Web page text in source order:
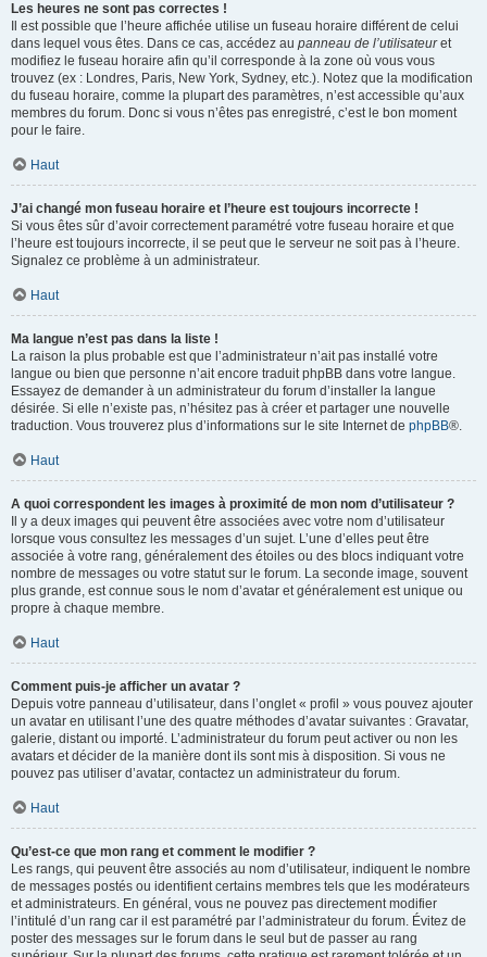
Les heures ne sont pas correctes !
Il est possible que l’heure affichée utilise un fuseau horaire différent de celui
dans lequel vous êtes. Dans ce cas, accédez au panneau de l’utilisateuret
modifiez le fuseau horaire afin qu’il corresponde à la zone où vous vous
trouvez (ex : Londres, Paris, New York, Sydney, etc.). Notez que la modification
du fuseau horaire, comme la plupart des paramètres, n’est accessible qu’aux
membres du forum. Donc si vous n’êtes pas enregistré, c’est le bon moment
pour le faire.
Haut
J’ai changé mon fuseau horaire et l’heure est toujours incorrecte !
Si vous êtes sûr d’avoir correctement paramétré votre fuseau horaire et que
l’heure est toujours incorrecte, il se peut que le serveur ne soit pas à l’heure.
Signalez ce problème à un administrateur.
Haut
Ma langue n’est pas dans la liste !
La raison la plus probable est que l’administrateur n’ait pas installé votre
langue ou bien que personne n’ait encore traduit phpBB dans votre langue.
Essayez de demander à un administrateur du forum d’installer la langue
désirée. Si elle n’existe pas, n’hésitez pas à créer et partager une nouvelle
traduction. Vous trouverez plus d’informations sur le site Internet de phpBB®.
Haut
A quoi correspondent les images à proximité de mon nom d’utilisateur ?
Il y a deux images qui peuvent être associées avec votre nom d’utilisateur
lorsque vous consultez les messages d’un sujet. L’une d’elles peut être
associée à votre rang, généralement des étoiles ou des blocs indiquant votre
nombre de messages ou votre statut sur le forum. La seconde image, souvent
plus grande, est connue sous le nom d’avatar et généralement est unique ou
propre à chaque membre.
Haut
Comment puis-je afficher un avatar ?
Depuis votre panneau d’utilisateur, dans l’onglet « profil » vous pouvez ajouter
un avatar en utilisant l’une des quatre méthodes d’avatar suivantes : Gravatar,
galerie, distant ou importé. L’administrateur du forum peut activer ou non les
avatars et décider de la manière dont ils sont mis à disposition. Si vous ne
pouvez pas utiliser d’avatar, contactez un administrateur du forum.
Haut
Qu’est-ce que mon rang et comment le modifier ?
Les rangs, qui peuvent être associés au nom d’utilisateur, indiquent le nombre
de messages postés ou identifient certains membres tels que les modérateurs
et administrateurs. En général, vous ne pouvez pas directement modifier
l’intitulé d’un rang car il est paramétré par l’administrateur du forum. Évitez de
poster des messages sur le forum dans le seul but de passer au rang